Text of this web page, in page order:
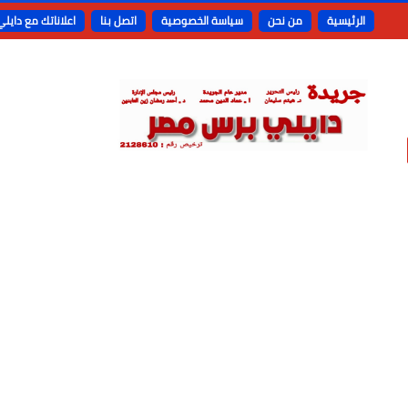
الرئيسية من نحن سياسة الخصوصية اتصل بنا اعلاناتك مع